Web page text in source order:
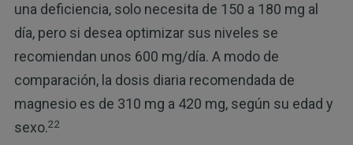
una deficiencia, solo necesita de 150 a 180 mg al
día, pero si desea optimizar sus niveles se
recomiendan unos 600 mg/día. A modo de
comparación, la dosis diaria recomendada de
magnesio es de 310 mg a 420 mg, según su edad y
sexo.22